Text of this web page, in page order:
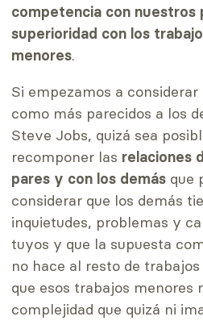
competencia con nuestros
superioridad con los
menores.
Si empezamos a
como más parecidos a los
Steve Jobs, quizá sea
recomponer las relaciones
pares y con los demás que
considerar que los demás
inquietudes, problemas y
tuyos y que la supuesta
no hace al resto de
que esos trabajos menores
complejidad que quizá ni